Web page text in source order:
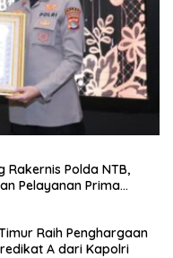
Rakernis Polda NTB,
Pelayanan Prima
Raih Penghargaan
A dari Kapolri